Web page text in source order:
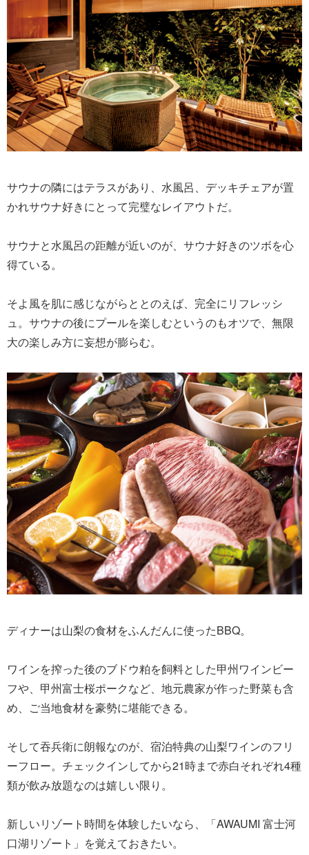
サウナの隣にはテラスがあり、水風呂、デッキチェアが置
かれサウナ好きにとって完璧なレイアウトだ。
サウナと水風呂の距離が近いのが、サウナ好きのツボを心
得ている。
そよ風を肌に感じながらととのえば、完全にリフレッシ
ュ。サウナの後にプールを楽しむというのもオツで、無限
大の楽しみ方に妄想が膨らむ。
ディナーは山梨の食材をふんだんに使ったBBQ。
ワインを搾った後のブドウ粕を飼料とした甲州ワインビー
フや、甲州富士桜ポークなど、地元農家が作った野菜も含
め、ご当地食材を豪勢に堪能できる。
そして吞兵衛に朗報なのが、宿泊特典の山梨ワインのフリ
ーフロー。チェックインしてから21時まで赤白それぞれ4種
類が飲み放題なのは嬉しい限り。
新しいリゾート時間を体験したいなら、「AWAUMI 富士河
口湖リゾート」を覚えておきたい。